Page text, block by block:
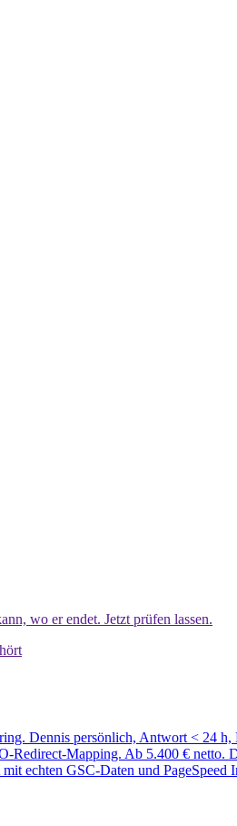
wo er endet. Jetzt prüfen lassen.
Dennis persönlich, Antwort < 24
Redirect-Mapping. Ab 5.400 € netto.
echten GSC-Daten und PageSpeed